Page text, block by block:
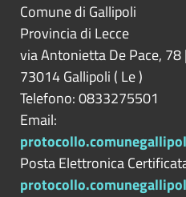
Comune di Gallipoli
Provincia di Lecce
via Antonietta De Pace, 78
73014Gallipoli ( Le)
Telefono: 0833275501
Email:
Posta Elettronica